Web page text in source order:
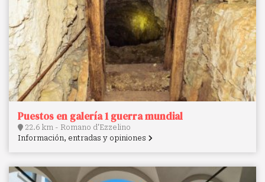
Puestos en galería 1 guerra mundial
22.6 km - Romano d'Ezzelino
Información, entradas y opiniones